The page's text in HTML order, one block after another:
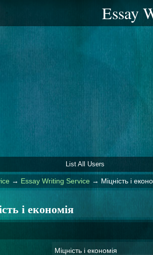
Essay
List All Users
→ Essay Writing Service → Міцність і
і економія
Міцність і економія